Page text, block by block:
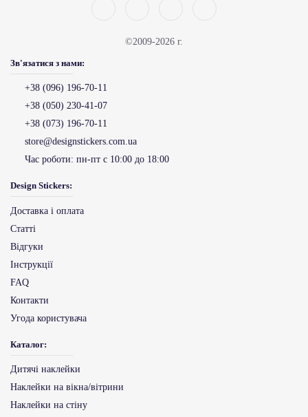
©2009-2026 г.
Зв'язатися з нами:
+38 (096) 196-70-11
+38 (050) 230-41-07
+38 (073) 196-70-11
store@designstickers.com.ua
Час роботи: пн-пт с 10:00 до 18:00
Design Stickers:
Доставка і оплата
Статті
Відгуки
Інструкції
FAQ
Контакти
Угода користувача
Каталог:
Дитячі наклейки
Наклейки на вікна/вітрини
Наклейки на стіну